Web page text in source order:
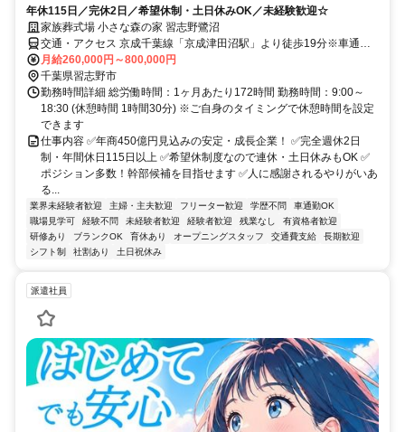
年休115日／完休2日／希望休制・土日休みOK／未経験歓迎☆
家族葬式場 小さな森の家 習志野鷺沼
交通・アクセス 京成千葉線「京成津田沼駅」より徒歩19分※車通勤
OK
月給260,000円～800,000円
千葉県習志野市
勤務時間詳細 総労働時間：1ヶ月あたり172時間 勤務時間：9:00～
18:30 (休憩時間 1時間30分) ※ご自身のタイミングで休憩時間を設定
できます
仕事内容 ✅年商450億円見込みの安定・成長企業！ ✅完全週休2日
制・年間休日115日以上 ✅希望休制度なので連休・土日休みもOK ✅
ポジション多数！幹部候補を目指せます ✅人に感謝されるやりがいあ
る...
業界未経験者歓迎 主婦・主夫歓迎 フリーター歓迎 学歴不問
車通勤OK
職場見学可
経験不問 未経験者歓迎 経験者歓迎 残業なし
有資格者歓迎
研修あり
ブランクOK 育休あり オープニングスタッフ 交通費支給
長期歓迎
シフト制
社割あり 土日祝休み
派遣社員